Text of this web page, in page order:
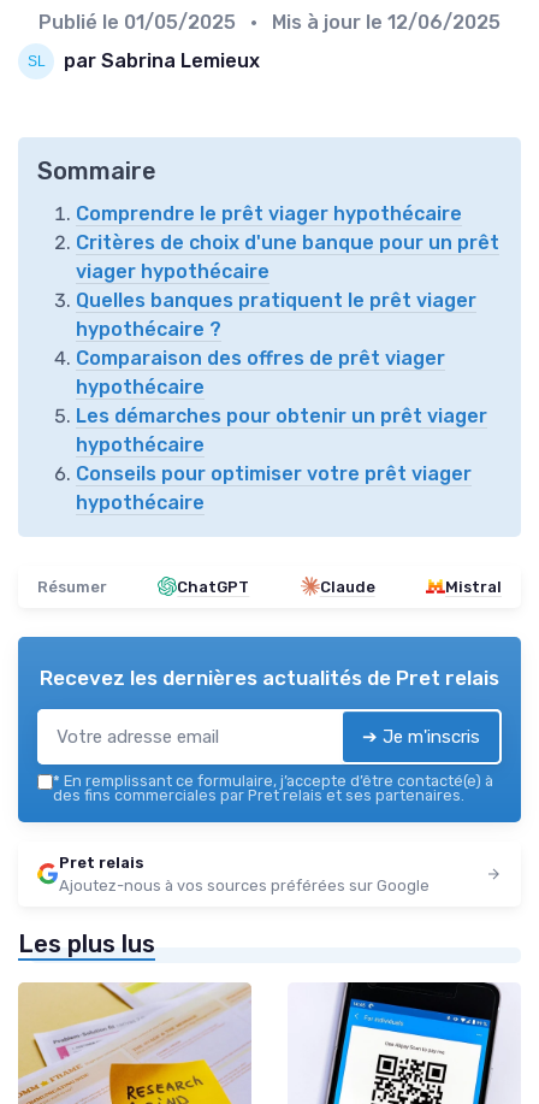
Publié le 01/05/2025 • Mis à jour le 12/06/2025
par Sabrina Lemieux
Sommaire
Comprendre le prêt viager hypothécaire
Critères de choix d'une banque pour un prêt
viager hypothécaire
Quelles banques pratiquent le prêt viager
hypothécaire ?
Comparaison des offres de prêt viager
hypothécaire
Les démarches pour obtenir un prêt viager
hypothécaire
Conseils pour optimiser votre prêt viager
hypothécaire
Résumer ChatGPT Claude Mistral
Recevez les dernières actualités de Pret relais
➔ Je m'inscris
* En remplissant ce formulaire, j’accepte d’être contacté(e) à
des fins commerciales par Pret relais et ses partenaires.
Pret relais
Ajoutez-nous à vos sources préférées sur Google
Les plus lus